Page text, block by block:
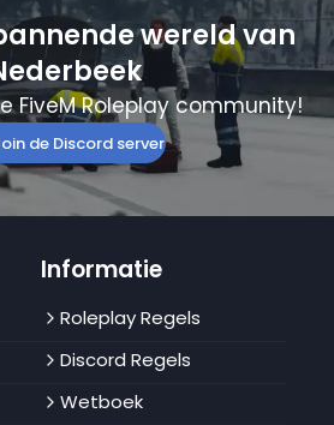
wereld van
FiveM Roleplay community!
de Discord server
Informatie
Roleplay Regels
Discord Regels
Wetboek